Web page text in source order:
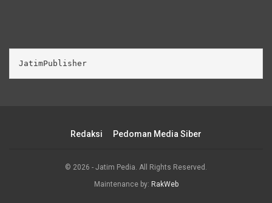
JatimPublisher
Redaksi Pedoman Media Siber
© 2026 - Jatim Pedia. All Rights Reserved.
Maintenance by: RakWeb